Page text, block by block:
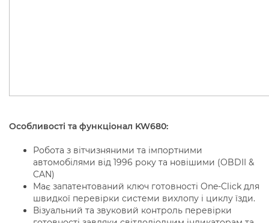
Особливості та функціонал KW680:
Робота з вітчизняними та імпортними
автомобілями від 1996 року та новішими (OBDII &
CAN)
Має запатентований ключ готовності One-Click для
швидкої перевірки системи вихлопу і циклу їзди.
Візуальний та звуковий контроль перевірки